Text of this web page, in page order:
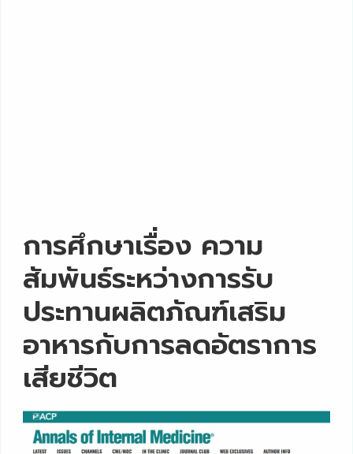
การศึกษาเรื่อง ความ
สัมพันธ์ระหว่างการรับ
ประทานผลิตภัณฑ์เสริม
อาหารกับการลดอัตราการ
เสียชีวิต